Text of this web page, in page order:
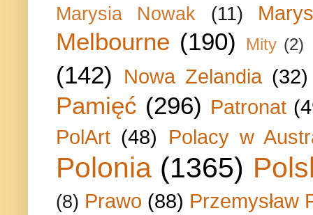
Marysia Nowak (11)
Melbourne (190) Mity (2)
(142) Nowa Zelandia (32)
Pamięć (296) Patronat
PolArt (48) Polacy w
Polonia (1365)
(8) Prawo (88) Przemysław